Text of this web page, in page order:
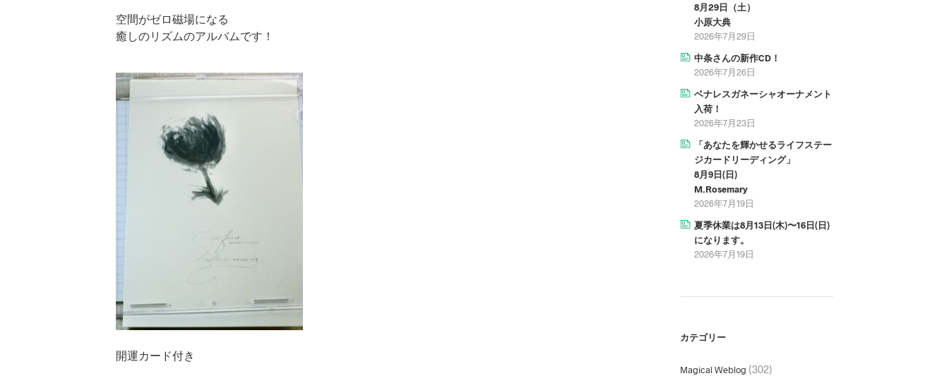
空間がゼロ磁場になる
癒しのリズムのアルバムです！
開運カード付き
8月29日（土）
小原大典
2026年7月29日
中条さんの新作CD！
2026年7月26日
ベナレスガネーシャオーナメント
入荷！
2026年7月23日
「あなたを輝かせるライフステー
ジカードリーディング」
8月9日(日)
M.Rosemary
2026年7月19日
夏季休業は8月13日(木)〜16日(日)
になります。
2026年7月19日
カテゴリー
Magical Weblog (302)